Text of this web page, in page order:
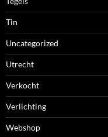
Tin
Uncategorized
Utrecht
Verkocht
Verlichting
Webshop